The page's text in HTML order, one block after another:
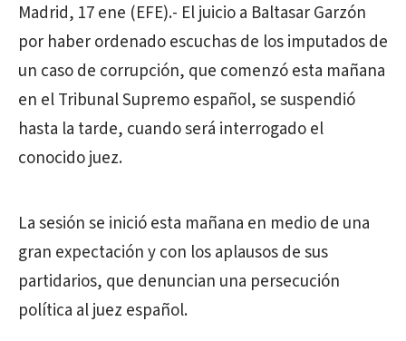
Madrid, 17 ene (EFE).- El juicio a Baltasar Garzón
por haber ordenado escuchas de los imputados de
un caso de corrupción, que comenzó esta mañana
en el Tribunal Supremo español, se suspendió
hasta la tarde, cuando será interrogado el
conocido juez.
La sesión se inició esta mañana en medio de una
gran expectación y con los aplausos de sus
partidarios, que denuncian una persecución
política al juez español.